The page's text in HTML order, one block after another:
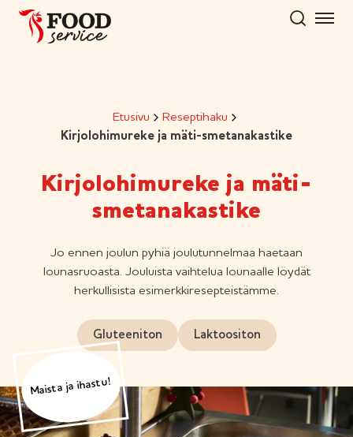
Hyppää
sisältöön
Etusivu
Reseptihaku
Kirjolohimureke ja mäti-smetanakastike
Kirjolohimureke ja mäti-
smetanakastike
Jo ennen joulun pyhiä joulutunnelmaa haetaan
lounasruoasta. Jouluista vaihtelua lounaalle löydät
herkullisista esimerkkiresepteistämme.
Gluteeniton Laktoositon
Maista ja ihastu!